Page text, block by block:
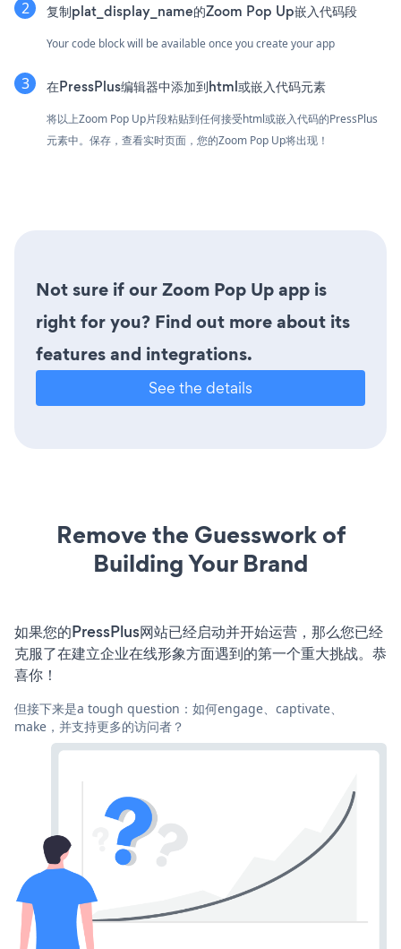
复制plat_display_name的Zoom Pop Up嵌入代码段
Your code block will be available once you create your app
在PressPlus编辑器中添加到html或嵌入代码元素
将以上Zoom Pop Up片段粘贴到任何接受html或嵌入代码的PressPlus
元素中。保存，查看实时页面，您的Zoom Pop Up将出现！
Not sure if our Zoom Pop Up app is
right for you? Find out more about its
features and integrations.
See the details
Remove the Guesswork of
Building Your Brand
如果您的PressPlus网站已经启动并开始运营，那么您已经
克服了在建立企业在线形象方面遇到的第一个重大挑战。恭
喜你！
但接下来是a tough question：如何engage、captivate、
make，并支持更多的访问者？